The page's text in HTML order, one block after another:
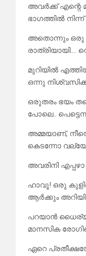
അവർക്ക് എന്റെ
ഭാഗത്തിൽ
അതൊന്നും ഒരു
രാത്രിയായി….
മുറിയിൽ
ഒന്നു
ഒരുതരം ഭയം
പോലെ..
അമ്മയാണ്,
കെടന്നോ
അവരിനി
ഹാവൂ! ഒരു
ആർക്കും
പറയാൻ
മാനസിക
ഏറെ